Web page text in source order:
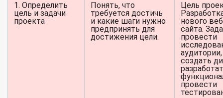
1. Определить
цель и задачи
проекта
Понять, что
требуется достичь
и какие шаги нужно
предпринять для
достижения цели.
Цель
нового
сайта.
провести
аудитории,
создать
провести